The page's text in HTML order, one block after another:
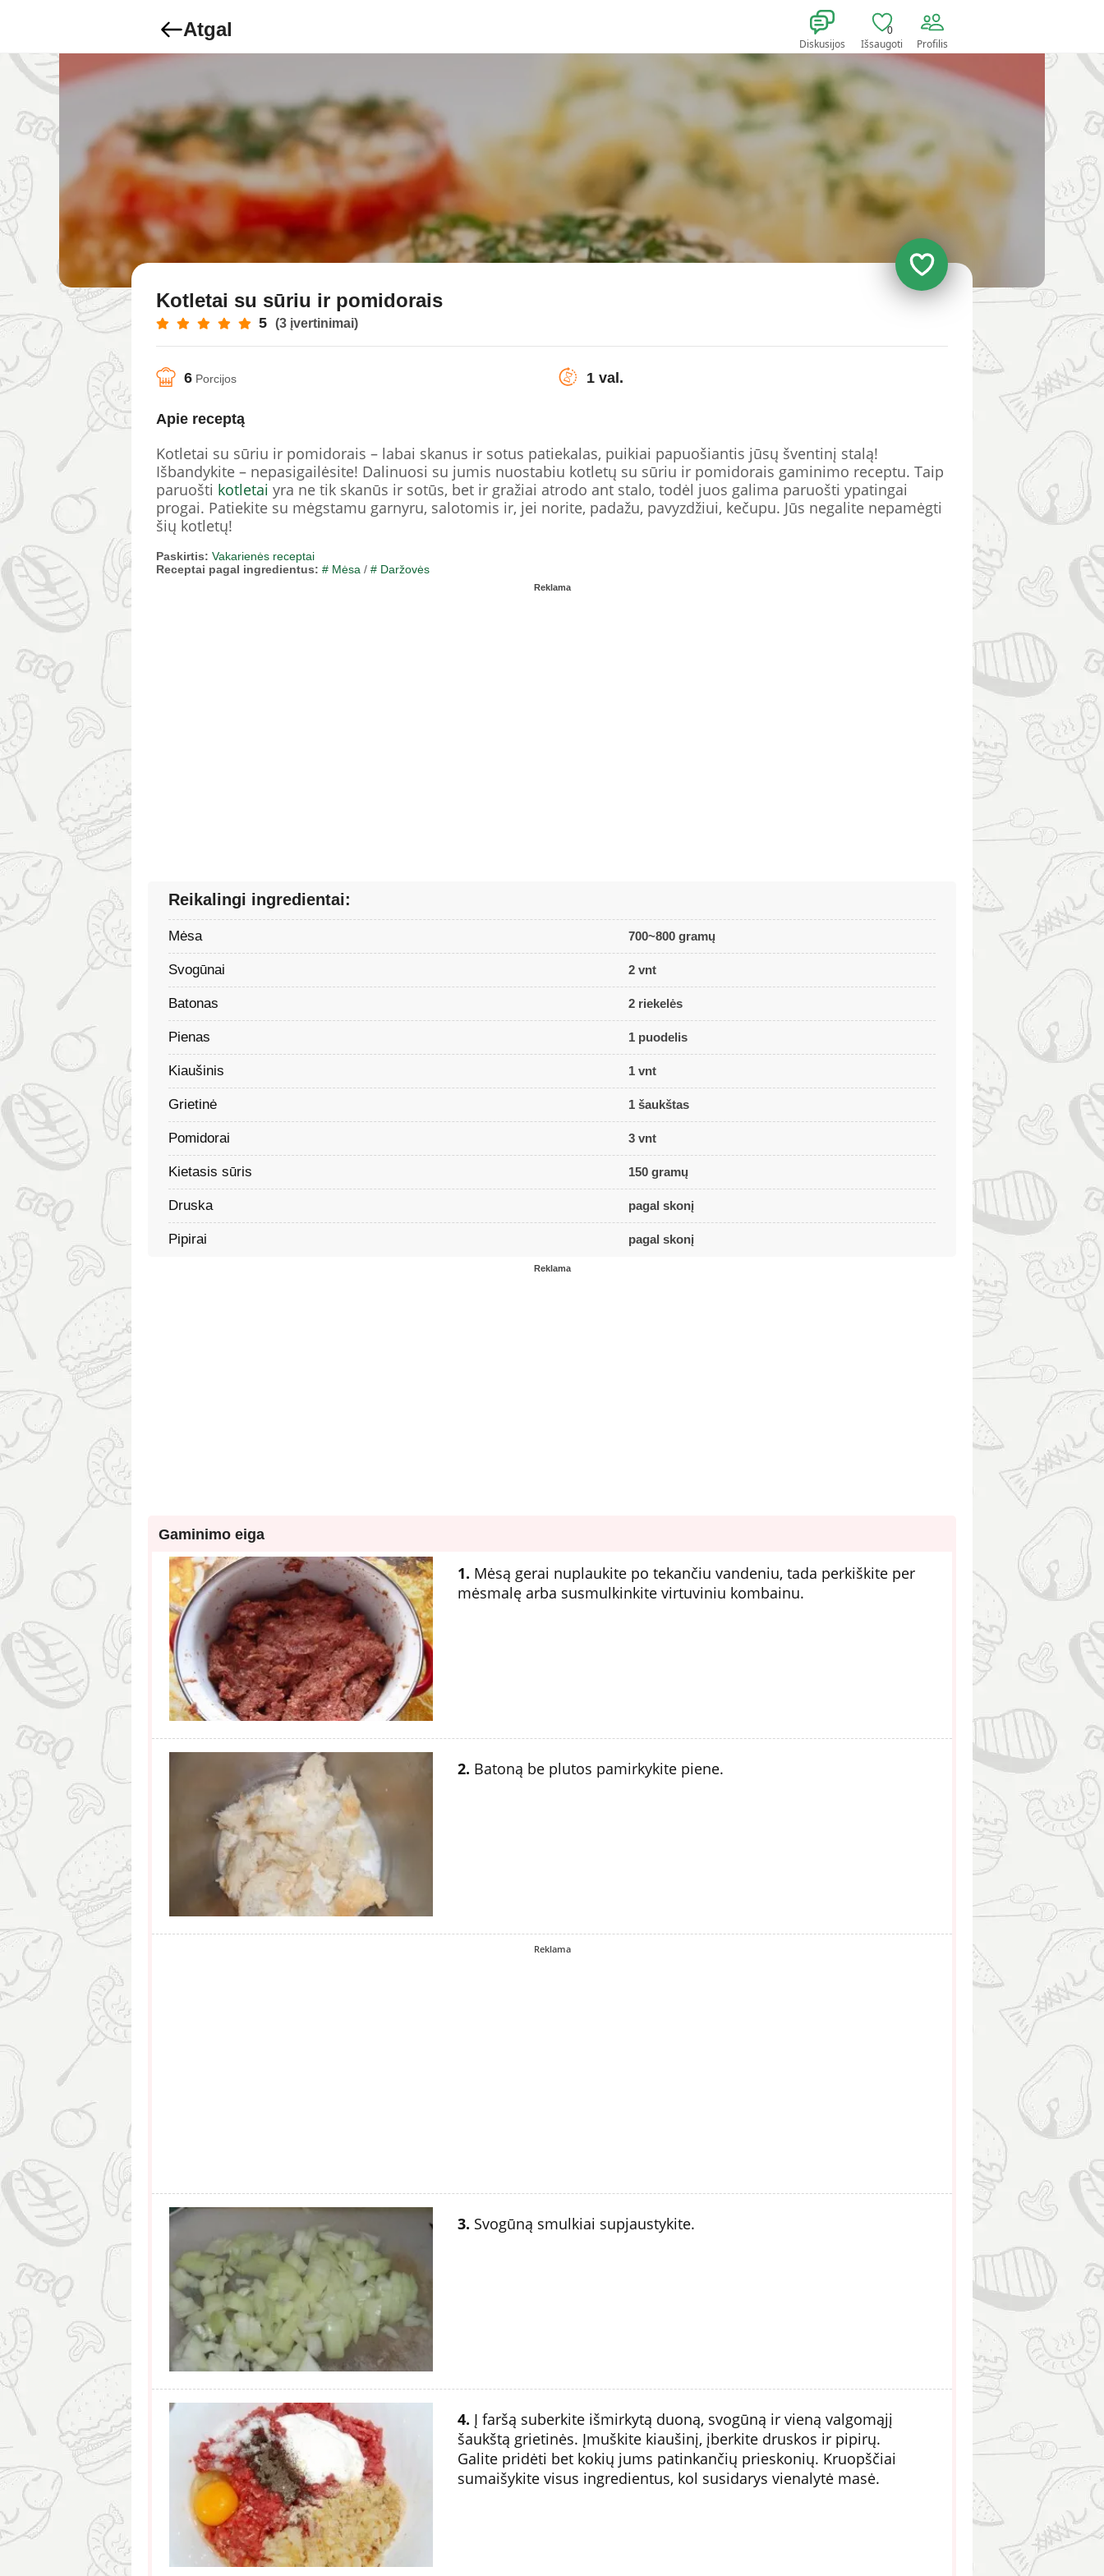
Atgal
Diskusijos
0
Išsaugoti Profilis
Kotletai su sūriu ir pomidorais
5 (3 įvertinimai)
6 Porcijos 1 val.
Apie receptą
Kotletai su sūriu ir pomidorais – labai skanus ir sotus patiekalas, puikiai papuošiantis jūsų šventinį stalą!
Išbandykite – nepasigailėsite! Dalinuosi su jumis nuostabiu kotletų su sūriu ir pomidorais gaminimo receptu. Taip
paruošti kotletai yra ne tik skanūs ir sotūs, bet ir gražiai atrodo ant stalo, todėl juos galima paruošti ypatingai
progai. Patiekite su mėgstamu garnyru, salotomis ir, jei norite, padažu, pavyzdžiui, kečupu. Jūs negalite nepamėgti
šių kotletų!
Paskirtis: Vakarienės receptai
Receptai pagal ingredientus: # Mėsa / # Daržovės
Reklama
Reikalingi ingredientai:
Mėsa 700~800 gramų
Svogūnai 2 vnt
Batonas 2 riekelės
Pienas 1 puodelis
Kiaušinis 1 vnt
Grietinė 1 šaukštas
Pomidorai 3 vnt
Kietasis sūris 150 gramų
Druska pagal skonį
Pipirai pagal skonį
Reklama
Gaminimo eiga
1. Mėsą gerai nuplaukite po tekančiu vandeniu, tada perkiškite per
mėsmalę arba susmulkinkite virtuviniu kombainu.
2. Batoną be plutos pamirkykite piene.
Reklama
3. Svogūną smulkiai supjaustykite.
4. Į faršą suberkite išmirkytą duoną, svogūną ir vieną valgomąjį
šaukštą grietinės. Įmuškite kiaušinį, įberkite druskos ir pipirų.
Galite pridėti bet kokių jums patinkančių prieskonių. Kruopščiai
sumaišykite visus ingredientus, kol susidarys vienalytė masė.